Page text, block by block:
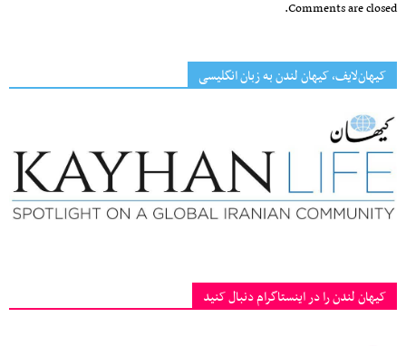
Comments are closed.
کیهان‌لایف، کیهان لندن به زبان انگلیسی
کیهان لندن را در اینستاگرام دنبال کنید